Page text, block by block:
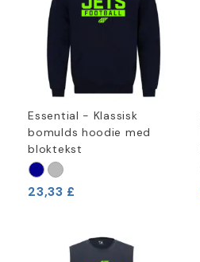
Essential - Klassisk
bomulds hoodie med
bloktekst
23,33 £